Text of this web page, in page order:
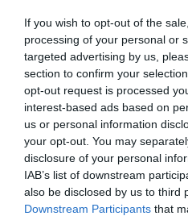
If you wish to opt-out of the
processing of your personal or
targeted advertising by us,
section to confirm your
opt-out request is processed
interest-based ads based on
us or personal information
your opt-out. You may
disclosure of your personal
IAB’s list of downstream
also be disclosed by us to third
Downstream Participants that
Μαύρη Θάλασσα: Η
στην πρώτη γραμμή
πολέμου
5G παντού, 6G στον
βρίσκεται η Ελλάδα
τεχνολογική
Ο “χάρτης” των
ΕΦΚΑ και τη ΔΥΠΑ